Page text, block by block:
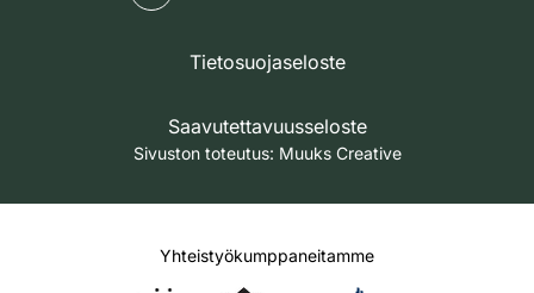
Tietosuojaseloste
Saavutettavuusseloste
Sivuston toteutus: Muuks Creative
Yhteistyökumppaneitamme